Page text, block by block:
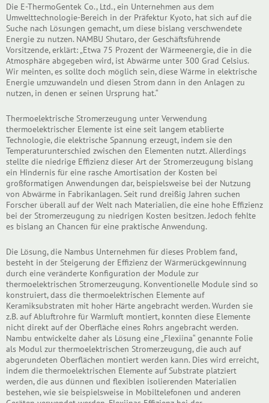
Die E-ThermoGentek Co., Ltd., ein Unternehmen aus dem
Umwelttechnologie-Bereich in der Präfektur Kyoto, hat sich auf die
Suche nach Lösungen gemacht, um diese bislang verschwendete
Energie zu nutzen. NAMBU Shutaro, der Geschäftsführende
Vorsitzende, erklärt: „Etwa 75 Prozent der Wärmeenergie, die in die
Atmosphäre abgegeben wird, ist Abwärme unter 300 Grad Celsius.
Wir meinten, es sollte doch möglich sein, diese Wärme in elektrische
Energie umzuwandeln und diesen Strom dann in den Anlagen zu
nutzen, in denen er seinen Ursprung hat.“
Thermoelektrische Stromerzeugung unter Verwendung
thermoelektrischer Elemente ist eine seit langem etablierte
Technologie, die elektrische Spannung erzeugt, indem sie den
Temperaturunterschied zwischen den Elementen nutzt. Allerdings
stellte die niedrige Effizienz dieser Art der Stromerzeugung bislang
ein Hindernis für eine rasche Amortisation der Kosten bei
großformatigen Anwendungen dar, beispielsweise bei der Nutzung
von Abwärme in Fabrikanlagen. Seit rund dreißig Jahren suchen
Forscher überall auf der Welt nach Materialien, die eine hohe Effizienz
bei der Stromerzeugung zu niedrigen Kosten besitzen. Jedoch fehlte
es bislang an Chancen für eine praktische Anwendung.
Die Lösung, die Nambus Unternehmen für dieses Problem fand,
besteht in der Steigerung der Effizienz der Wärmerückgewinnung
durch eine veränderte Konfiguration der Module zur
thermoelektrischen Stromerzeugung. Konventionelle Module sind so
konstruiert, dass die thermoelektrischen Elemente auf
Keramiksubstraten mit hoher Härte angebracht werden. Wurden sie
z.B. auf Abluftrohre für Warmluft montiert, konnten diese Elemente
nicht direkt auf der Oberfläche eines Rohrs angebracht werden.
Nambu entwickelte daher als Lösung eine „Flexiina“ genannte Folie
als Modul zur thermoelektrischen Stromerzeugung, die auch auf
abgerundeten Oberflächen montiert werden kann. Dies wird erreicht,
indem die thermoelektrischen Elemente auf Substrate platziert
werden, die aus dünnen und flexiblen isolierenden Materialien
bestehen, wie sie beispielsweise in Mobiltelefonen und anderen